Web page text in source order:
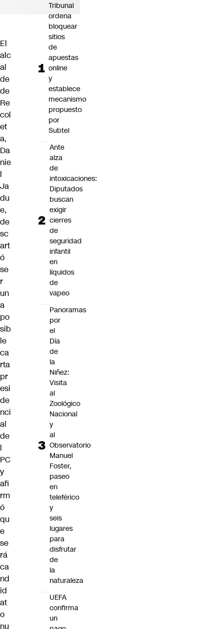
El
alc
al
de
de
Re
col
et
a,
Da
nie
l
Ja
du
e,
de
sc
art
ó
se
r
un
a
po
sib
le
ca
rta
pr
esi
de
nci
al
de
l
PC
y
afi
rm
ó
qu
e
se
rá
ca
nd
id
at
o
nu
Tribunal
ordena
bloquear
sitios
de
apuestas
online
y
establece
mecanismo
propuesto
por
Subtel
Ante
alza
de
intoxicaciones:
Diputados
buscan
exigir
cierres
de
seguridad
infantil
en
líquidos
de
vapeo
Panoramas
por
el
Día
de
la
Niñez:
Visita
al
Zoológico
Nacional
y
al
Observatorio
Manuel
Foster,
paseo
en
teleférico
y
seis
lugares
para
disfrutar
de
la
naturaleza
UEFA
confirma
un